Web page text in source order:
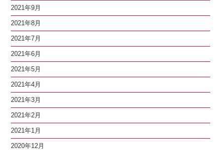
2021年9月
2021年8月
2021年7月
2021年6月
2021年5月
2021年4月
2021年3月
2021年2月
2021年1月
2020年12月